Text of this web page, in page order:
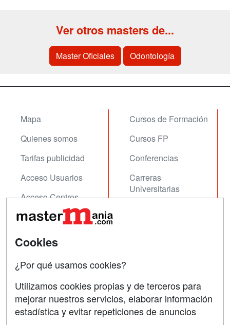
Ver otros masters de...
Master Oficiales Odontología
Mapa
Quienes somos
Tarifas publicidad
Acceso Usuarios
Acceso Centros
Cursos de Formación
Cursos FP
Conferencias
Carreras
Universitarias
Contactar
Copyleft
Cookies
¿Por qué usamos cookies?
Utilizamos cookies propias y de terceros para
mejorar nuestros servicios, elaborar información
estadística y evitar repeticiones de anuncios